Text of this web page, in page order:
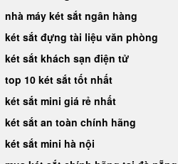
nhà máy két sắt ngân hàng
két sắt đựng tài liệu văn phòng
két sắt khách sạn điện tử
top 10 két sắt tốt nhất
két sắt mini giá rẻ nhất
két sắt an toàn chính hãng
két sắt mini hà nội